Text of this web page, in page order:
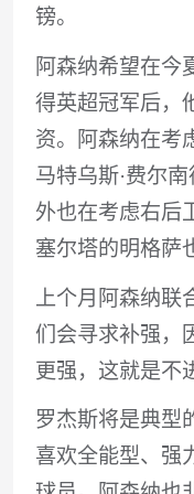
镑。
阿森纳希望在今
得英超冠军后，
资。阿森纳在考
马特乌斯·费尔
外也在考虑右后
塞尔塔的明格萨
上个月阿森纳联
们会寻求补强，
更强，这就是不
罗杰斯将是典型
喜欢全能型、强